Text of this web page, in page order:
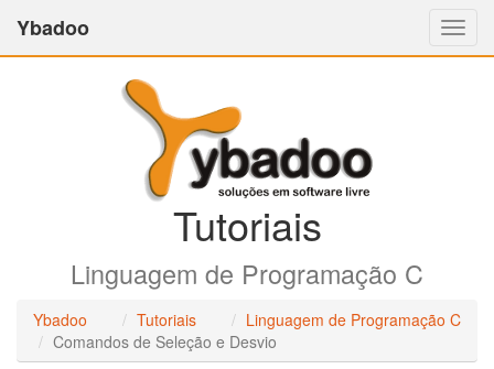
Ybadoo
Tutoriais
Linguagem de Programação C
Ybadoo Tutoriais
Linguagem de Programação C
Comandos de Seleção e Desvio